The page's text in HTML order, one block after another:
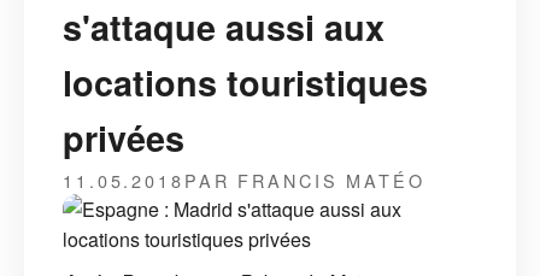
s'attaque aussi aux
locations touristiques
privées
11.05.2018PAR FRANCIS MATÉO